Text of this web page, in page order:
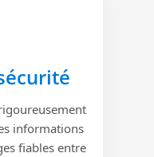
informations
fiables entre